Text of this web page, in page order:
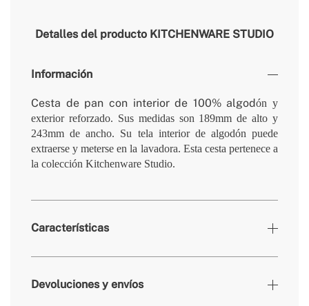
Detalles del producto KITCHENWARE STUDIO
Información
Cesta de pan con interior de 100% algodón y
exterior reforzado. Sus medidas son 189mm de alto y
243mm de ancho. Su tela interior de algodón puede
extraerse y meterse en la lavadora. Esta cesta pertenece a
la colección Kitchenware Studio.
Características
» Colores
Devoluciones y envíos